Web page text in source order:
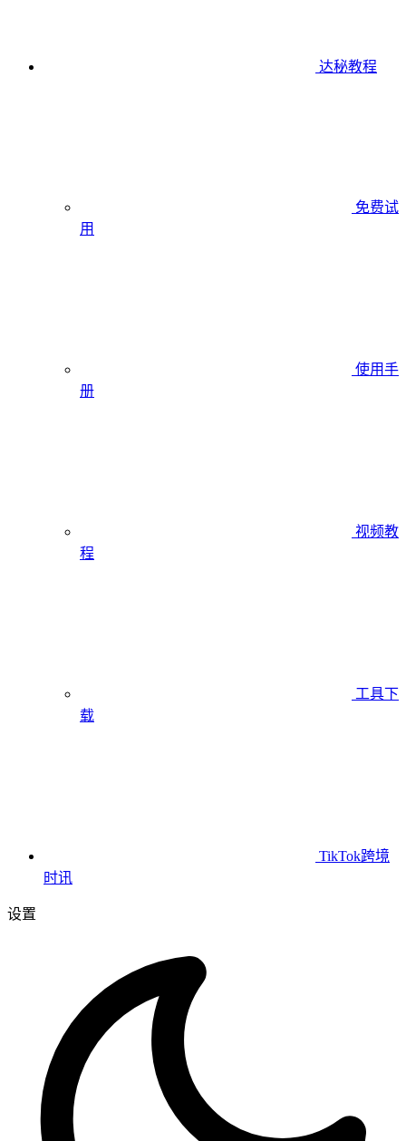
达秘教程
免费试
用
使用手
册
视频教
程
工具下
载
TikTok跨境
时讯
设置